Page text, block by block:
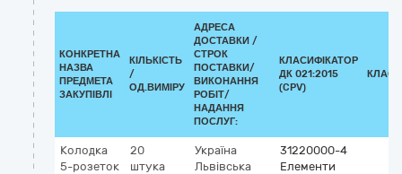
КОНКРЕТНА
НАЗВА
ПРЕДМЕТА
ЗАКУПІВЛІ
КІЛЬКІСТЬ
/
ОД.ВИМІРУ
АДРЕСА
ДОСТАВКИ /
СТРОК
ПОСТАВКИ/
ВИКОНАННЯ
РОБІТ/
НАДАННЯ
ПОСЛУГ:
КЛАСИФІКАТОР
ДК 021:2015
(CPV)
Колодка
5-розеток
20
штука
Україна
Львівська
31220000-4
Елементи